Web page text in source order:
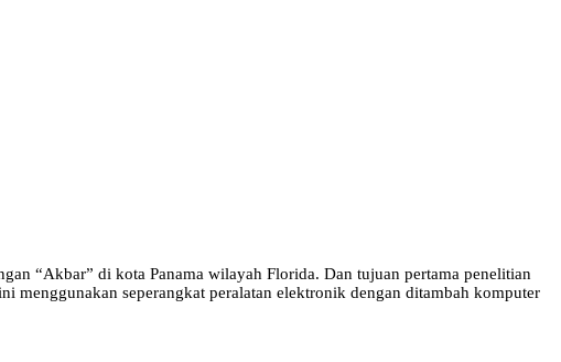
“Akbar” di kota Panama wilayah Florida. Dan tujuan pertama penelitian
menggunakan seperangkat peralatan elektronik dengan ditambah komputer